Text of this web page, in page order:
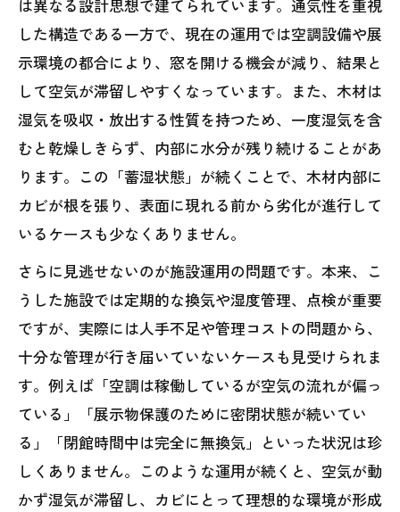
は異なる設計思想で建てられています。通気性を重視
した構造である一方で、現在の運用では空調設備や展
示環境の都合により、窓を開ける機会が減り、結果と
して空気が滞留しやすくなっています。また、木材は
湿気を吸収・放出する性質を持つため、一度湿気を含
むと乾燥しきらず、内部に水分が残り続けることがあ
ります。この「蓄湿状態」が続くことで、木材内部に
カビが根を張り、表面に現れる前から劣化が進行して
いるケースも少なくありません。
さらに見逃せないのが施設運用の問題です。本来、こ
うした施設では定期的な換気や湿度管理、点検が重要
ですが、実際には人手不足や管理コストの問題から、
十分な管理が行き届いていないケースも見受けられま
す。例えば「空調は稼働しているが空気の流れが偏っ
ている」「展示物保護のために密閉状態が続いてい
る」「閉館時間中は完全に無換気」といった状況は珍
しくありません。このような運用が続くと、空気が動
かず湿気が滞留し、カビにとって理想的な環境が形成